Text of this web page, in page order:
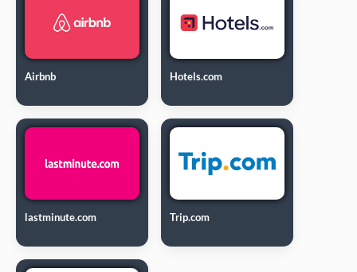
Airbnb Hotels.com
lastminute.com Trip.com